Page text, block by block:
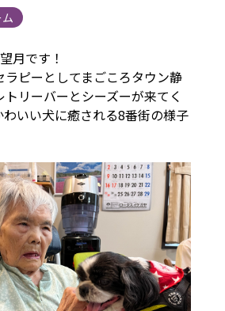
月です！
ピーとしてまごころタウン静
リーバーとシーズーが来てく
いい犬に癒される8番街の様子